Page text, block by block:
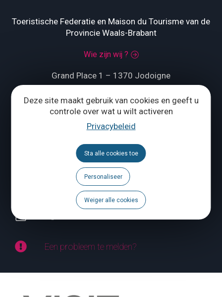
Deze site maakt gebruik van cookies en geeft u
controle over wat u wilt activeren
Privacybeleid
Sta alle cookies toe
Personaliseer
Weiger alle cookies
Toeristische Federatie en Maison du Tourisme van de
Provincie Waals-Brabant
Wie zijn wij ?
Grand Place 1 – 1370 Jodoigne
Tél.+32 (0) 10 56 09 70
Volg ons
Brochures
Een probleem te melden?